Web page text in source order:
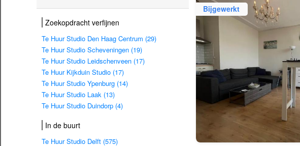
Zoekopdracht verfijnen
Te Huur Studio Den Haag Centrum (29)
Te Huur Studio Scheveningen (19)
Te Huur Studio Leidschenveen (17)
Te Huur Kijkduin Studio (17)
Te Huur Studio Ypenburg (14)
Te Huur Studio Laak (13)
Te Huur Studio Duindorp (4)
In de buurt
Te Huur Studio Delft (575)
Bijgewerkt